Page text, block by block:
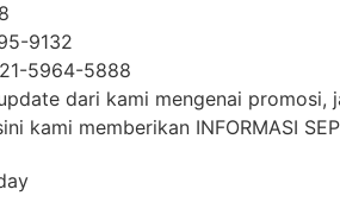
9132
5964-5888
dari kami mengenai
kami memberikan INFORMASI